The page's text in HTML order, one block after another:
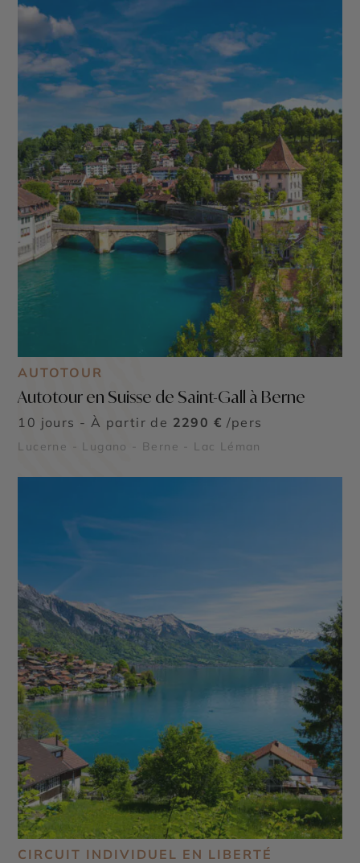
AUTOTOUR
Autotour en Suisse de Saint-Gall à Berne
10 jours - À partir de 2290 € /pers
Lucerne - Lugano - Berne - Lac Léman
CIRCUIT INDIVIDUEL EN LIBERTÉ